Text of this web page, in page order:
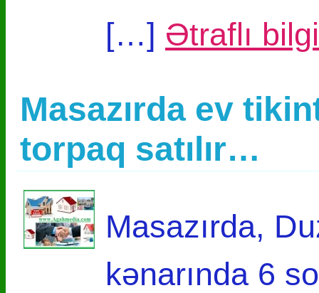
[…] Ətraflı
Masazırda ev
torpaq satılır…
Masazırda,
kənarında 6